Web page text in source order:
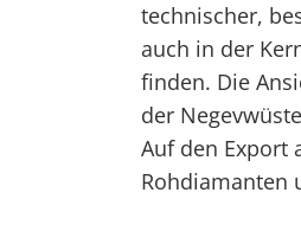
technischer,
auch in der
finden. Die
der
Auf den Export
Rohdiamanten